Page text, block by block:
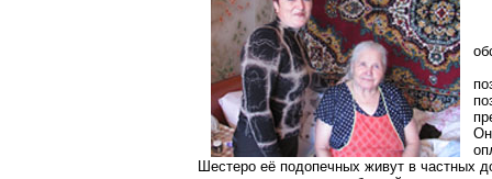
Шестеро её подопечных живут в частных